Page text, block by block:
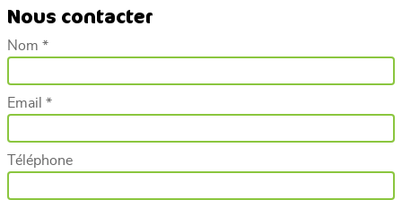
Nous contacter
Nom *
Email *
Téléphone